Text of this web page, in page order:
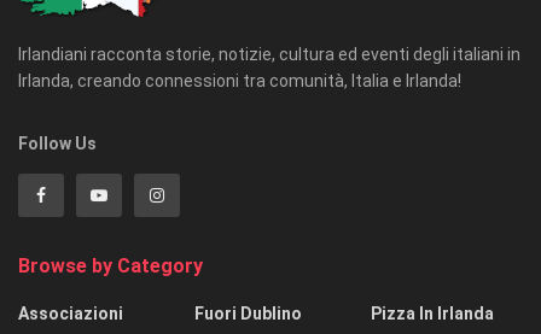
Irlandiani racconta storie, notizie, cultura ed eventi degli italiani in
Irlanda, creando connessioni tra comunità, Italia e Irlanda!
Follow Us
Browse by Category
Associazioni
Fuori Dublino
Pizza In Irlanda